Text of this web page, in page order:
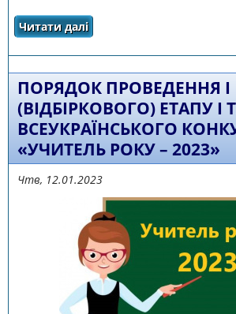
Читати далі
року –
ПОРЯДОК ПРОВЕДЕННЯ І
(ВІДБІРКОВОГО) ЕТАПУ І
ВСЕУКРАЇНСЬКОГО
«УЧИТЕЛЬ РОКУ – 2023»
Чтв, 12.01.2023